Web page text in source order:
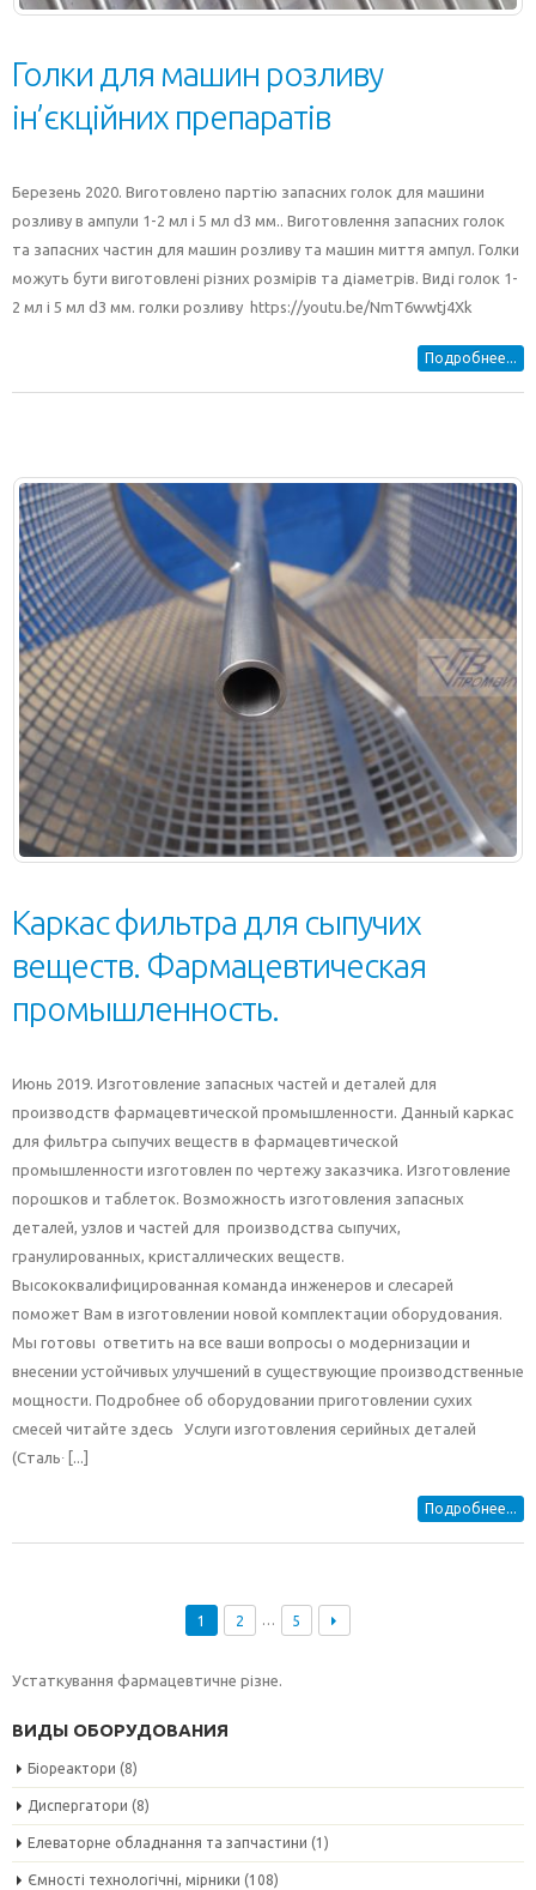
Голки для машин розливу
ін’єкційних препаратів
Березень 2020. Виготовлено партію запасних голок для машини
розливу в ампули 1-2 мл і 5 мл d3 мм.. Виготовлення запасних голок
та запасних частин для машин розливу та машин миття ампул. Голки
можуть бути виготовлені різних розмірів та діаметрів. Виді голок 1-
2 мл і 5 мл d3 мм. голки розливу https://youtu.be/NmT6wwtj4Xk
Подробнее...
Каркас фильтра для сыпучих
веществ. Фармацевтическая
промышленность.
Июнь 2019. Изготовление запасных частей и деталей для
производств фармацевтической промышленности. Данный каркас
для фильтра сыпучих веществ в фармацевтической
промышленности изготовлен по чертежу заказчика. Изготовление
порошков и таблеток. Возможность изготовления запасных
деталей, узлов и частей для производства сыпучих,
гранулированных, кристаллических веществ.
Высококвалифицированная команда инженеров и слесарей
поможет Вам в изготовлении новой комплектации оборудования.
Мы готовы ответить на все ваши вопросы о модернизации и
внесении устойчивых улучшений в существующие производственные
мощности. Подробнее об оборудовании приготовлении сухих
смесей читайте здесь Услуги изготовления серийных деталей
(Сталь∙ [...]
Подробнее...
1 2 … 5
Устаткування фармацевтичне різне.
ВИДЫ ОБОРУДОВАНИЯ
Біореактори (8)
Диспергатори (8)
Елеваторне обладнання та запчастини (1)
Ємності технологічні, мірники (108)